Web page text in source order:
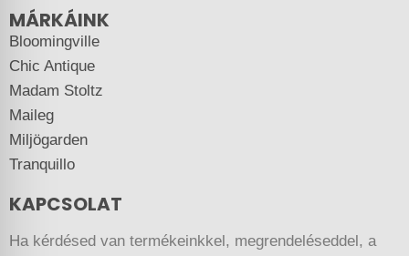
MÁRKÁINK
Bloomingville
Chic Antique
Madam Stoltz
Maileg
Miljögarden
Tranquillo
KAPCSOLAT
Ha kérdésed van termékeinkkel, megrendeléseddel, a